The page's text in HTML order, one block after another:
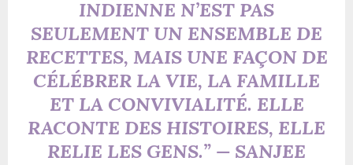
INDIENNE N’EST PAS
SEULEMENT UN ENSEMBLE DE
RECETTES, MAIS UNE FAÇON DE
CÉLÉBRER LA VIE, LA FAMILLE
ET LA CONVIVIALITÉ. ELLE
RACONTE DES HISTOIRES, ELLE
RELIE LES GENS.” — SANJEE